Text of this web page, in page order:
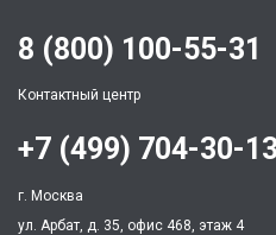
8 (800) 100-55-31
Контактный центр
+7 (499) 704-30-13
г. Москва
ул. Арбат, д. 35, офис 468, этаж 4